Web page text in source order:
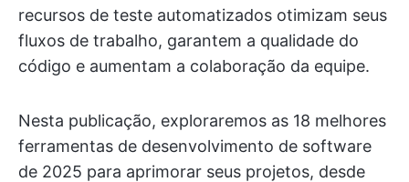
recursos de teste automatizados otimizam seus
fluxos de trabalho, garantem a qualidade do
código e aumentam a colaboração da equipe.
Nesta publicação, exploraremos as 18 melhores
ferramentas de desenvolvimento de software
de 2025 para aprimorar seus projetos, desde